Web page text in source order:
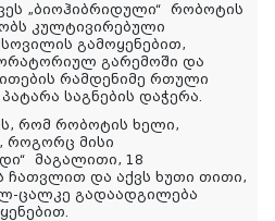
„ბიოჰიბრიდული“ რობოტის
კულტივირებული
გამოყენებით,
გარემოში და
რამდენიმე რთული
საგნების დაჭერა.
რომ რობოტის ხელი,
როგორც მისი
მაგალითი, 18
ჩათვლით და აქვს ხუთი თითი,
ცალკე გადაადგილება